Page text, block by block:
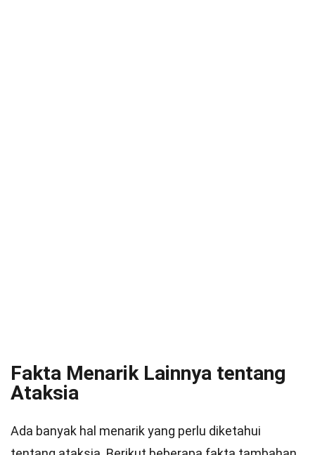
Fakta Menarik Lainnya tentang
Ataksia
Ada banyak hal menarik yang perlu diketahui